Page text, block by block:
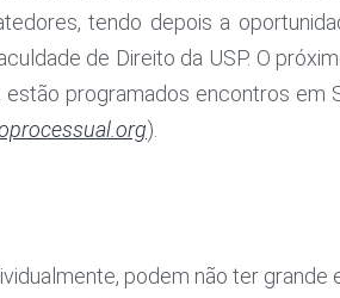
tendo depois a
de Direito da USP. O
programados encontros em
org).
podem não ter